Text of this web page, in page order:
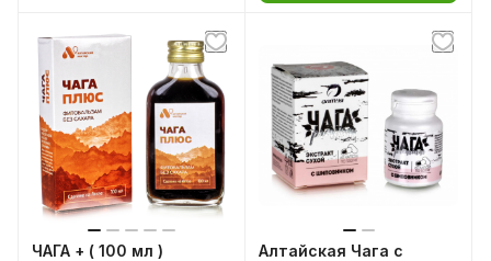
ЧАГА + ( 100 мл )
Алтайская Чага с